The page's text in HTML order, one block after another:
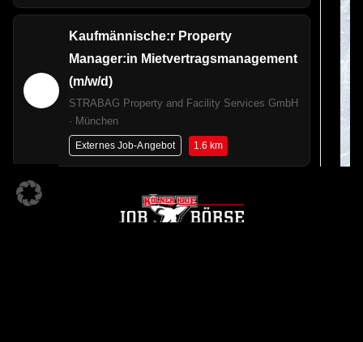
Kaufmännische:r Property
Manager:in Mietvertragsmanagement
(m/w/d)
STRABAG Property and Facility Services GmbH
· München
Externes Job-Angebot 1.6 km
Bauleiter (m/w/d) für
Logistikimmobilien im Raum